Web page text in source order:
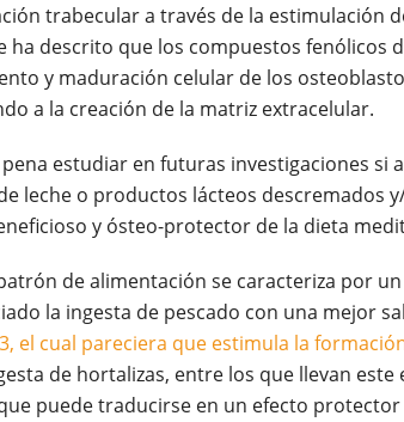
trabecular a través de la estimulación
ha descrito que los compuestos fenólicos
y maduración celular de los
a la creación de la matriz extracelular.
estudiar en futuras investigaciones
leche o productos lácteos descremados
y ósteo-protector de la dieta
de alimentación se caracteriza por
la ingesta de pescado con una mejor
el cual pareciera que estimula la
de hortalizas, entre los que llevan
puede traducirse en un efecto